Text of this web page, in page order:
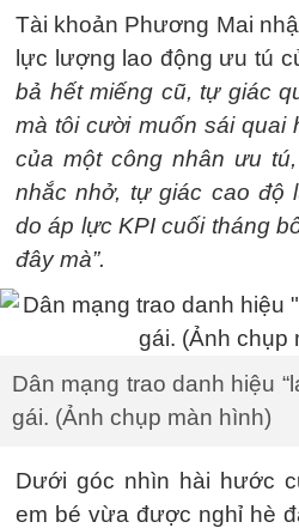
Tài khoản Phương Mai
lực lượng lao động ưu tú
bả hết miếng cũ, tự giác
mà tôi cười muốn sái quai
của một công nhân ưu
nhắc nhở, tự giác cao độ
do áp lực KPI cuối tháng
đây mà”.
Dân mạng trao danh hiệu
gái. (Ảnh chụp màn hình)
Dưới góc nhìn hài hước
em bé vừa được nghỉ hè